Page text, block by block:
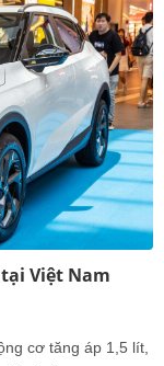
tại Việt Nam
cơ tăng áp 1,5 lít,